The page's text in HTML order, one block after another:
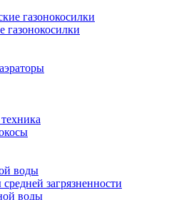
газонокосилки
газонокосилки
воды
загрязненности
воды